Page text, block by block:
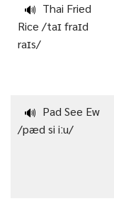
🔊 Thai Fried
Rice /taɪ fraɪd
raɪs/
🔊 Pad See Ew
/pæd si iːu/